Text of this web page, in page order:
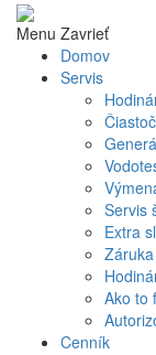
Menu Zavrieť
Domov
Servis
Servis
Extra
Ako to
Cenník